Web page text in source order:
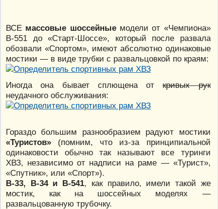
ВСЕ массовые шоссейныемодели от «Чемпиона»
В-551 до «Старт-Шоссе», который после развала
обозвали «Спортом», имеют абсолютно одинаковые
мостики — в виде трубки с развальцовкой по краям:
Иногда она бывает сплющена откривых рук
неудачного обслуживания:
Гораздо большим разнообразием радуют мостики
«Туристов» (помним, что из-за принципиальной
одинаковости обычно так называют все туринги
ХВЗ, независимо от надписи на раме — «Турист»,
«Спутник», или «Спорт»).
В-33, В-34 и В-541, как правило, имели такой же
мостик, как на шоссейных моделях —
развальцованную трубочку.